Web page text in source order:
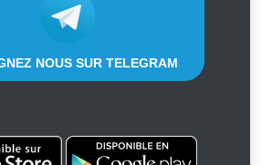
NOUS SUR TELEGRAM